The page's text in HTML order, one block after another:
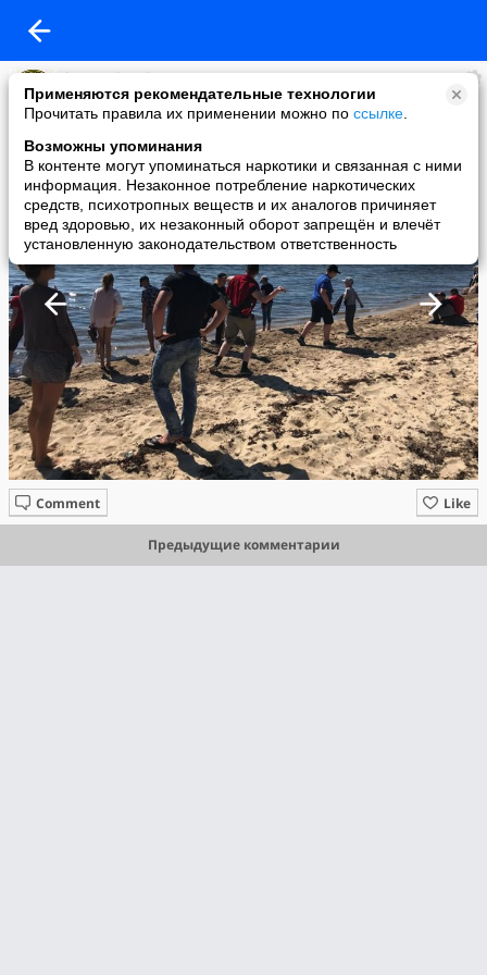
Применяются рекомендательные технологии
Прочитать правила их применении можно по ссылке
Возможны упоминания
В контенте могут упоминаться наркотики и связанная с ними
информация. Незаконное потребление наркотических
средств, психотропных веществ и их аналогов причиняет
вред здоровью, их незаконный оборот запрещён и влечёт
установленную законодательством ответственность
karate shotokan
added a photo
08 Apr в 13:35
Like
Comment
Предыдущие комментарии